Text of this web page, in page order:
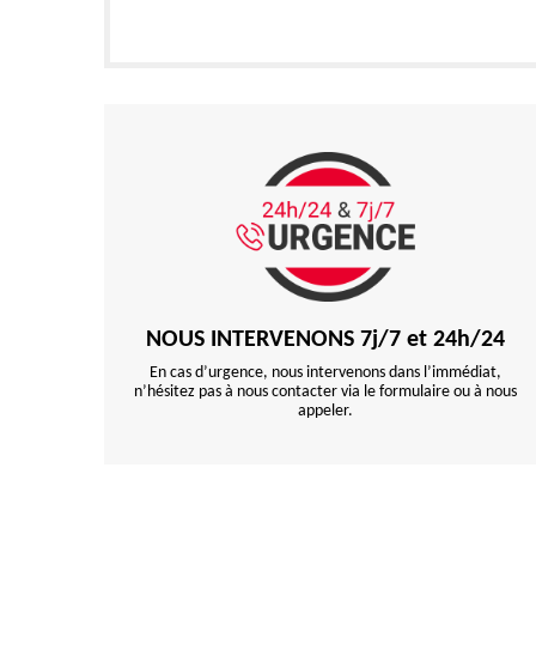
NOUS INTERVENONS 7j/7 et 24h/24
En cas d’urgence, nous intervenons dans l’immédiat,
n’hésitez pas à nous contacter via le formulaire ou à nous
appeler.